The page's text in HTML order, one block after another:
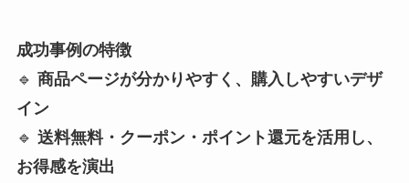
成功事例の特徴
🔹 商品ページが分かりやすく、購入しやすいデザ
イン
🔹 送料無料・クーポン・ポイント還元を活用し、
お得感を演出